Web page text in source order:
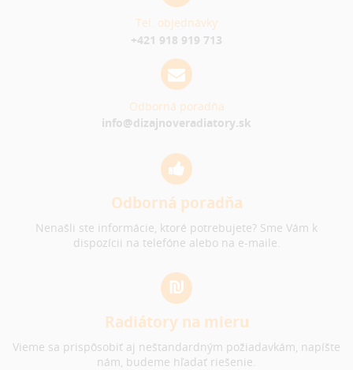
Tel. objednávky
+421 918 919 713
Odborná poradňa
info@dizajnoveradiatory.sk
Odborná poradňa
Nenašli ste informácie, ktoré potrebujete? Sme Vám k
dispozícii na telefóne alebo na e-maile.
Radiátory na mieru
Vieme sa prispôsobiť aj neštandardným požiadavkám, napíšte
nám, budeme hľadať riešenie.